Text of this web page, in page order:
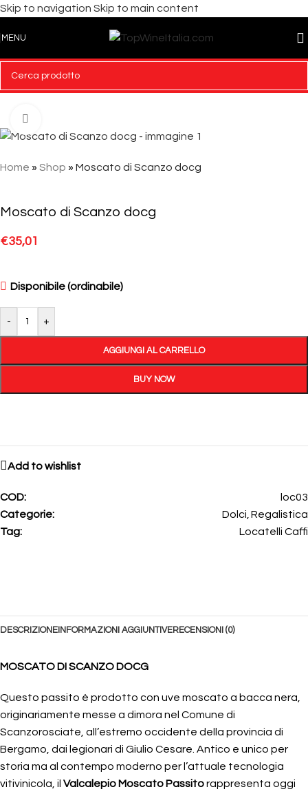
Skip to navigation Skip to main content
MENU
Home » Shop » Moscato di Scanzo docg
Moscato di Scanzo docg
€35,01
Disponibile (ordinabile)
- +
AGGIUNGI AL CARRELLO
BUY NOW
Add to wishlist
COD:
loc03
Categorie:
Dolci Regalistica
Tag:
Locatelli Caffi
DESCRIZIONE INFORMAZIONI AGGIUNTIVERECENSIONI (0)
MOSCATO DI SCANZO DOCG
Questo passito è prodotto con uve moscato a bacca nera,
originariamente messe a dimora nel Comune di
Scanzorosciate, all’estremo occidente della provincia di
Bergamo, dai legionari di Giulio Cesare. Antico e unico per
storia ma al contempo moderno per l’attuale tecnologia
vitivinicola, il Valcalepio Moscato Passitorappresenta oggi